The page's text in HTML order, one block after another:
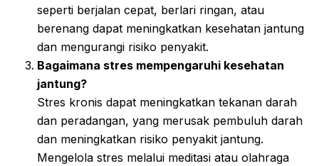
seperti berjalan cepat, berlari ringan, atau
berenang dapat meningkatkan kesehatan jantung
dan mengurangi risiko penyakit.
Bagaimana stres mempengaruhi kesehatan
jantung?
Stres kronis dapat meningkatkan tekanan darah
dan peradangan, yang merusak pembuluh darah
dan meningkatkan risiko penyakit jantung.
Mengelola stres melalui meditasi atau olahraga